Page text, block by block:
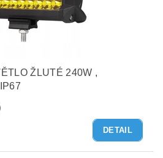
ŽLUTÉ 240W ,
DETAIL